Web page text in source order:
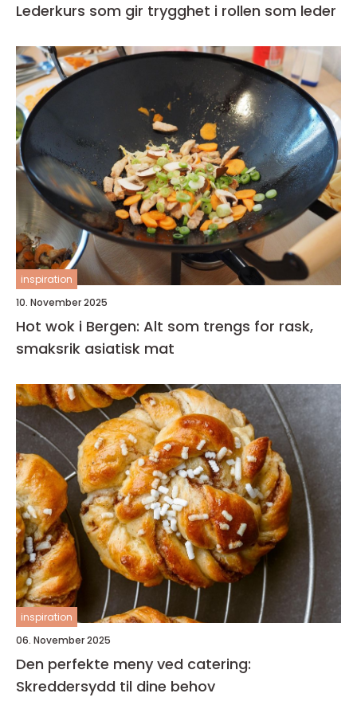
Lederkurs som gir trygghet i rollen som leder
inspiration
10. November 2025
Hot wok i Bergen: Alt som trengs for rask,
smaksrik asiatisk mat
inspiration
06. November 2025
Den perfekte meny ved catering:
Skreddersydd til dine behov